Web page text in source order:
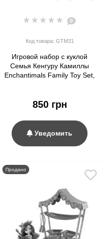
0
Код товара: GTM31
Игровой набор с куклой
Семья Кенгуру Камиллы
Enchantimals Family Toy Set,
850 грн
Уведомить
Продано